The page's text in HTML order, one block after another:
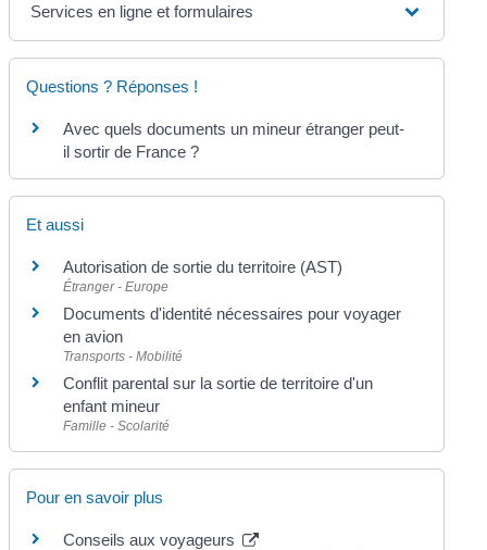
Services en ligne et formulaires
Questions ? Réponses !
Avec quels documents un mineur étranger peut-
il sortir de France ?
Et aussi
Autorisation de sortie du territoire (AST)
Étranger - Europe
Documents d'identité nécessaires pour voyager
en avion
Transports - Mobilité
Conflit parental sur la sortie de territoire d'un
enfant mineur
Famille - Scolarité
Pour en savoir plus
Conseils aux voyageurs